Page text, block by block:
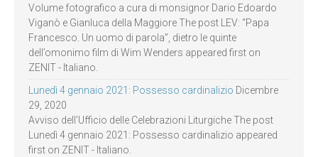
Volume fotografico a cura di monsignor Dario Edoardo
Viganò e Gianluca della Maggiore The post LEV: “Papa
Francesco. Un uomo di parola”, dietro le quinte
dell’omonimo film di Wim Wenders appeared first on
ZENIT - Italiano.
Lunedì 4 gennaio 2021: Possesso cardinalizio Dicembre
29, 2020
Avviso dell’Ufficio delle Celebrazioni Liturgiche The post
Lunedì 4 gennaio 2021: Possesso cardinalizio appeared
first on ZENIT - Italiano.